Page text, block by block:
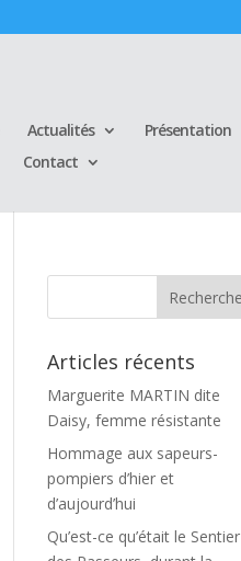
Actualités
Présentation
Contact
Articles récents
Marguerite MARTIN dite
Daisy, femme résistante
Hommage aux sapeurs-
pompiers d’hier et
d’aujourd’hui
Qu’est-ce qu’était le Sentier